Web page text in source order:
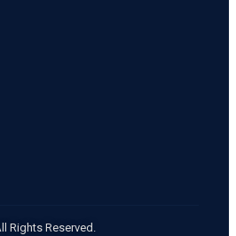
Rights Reserved.